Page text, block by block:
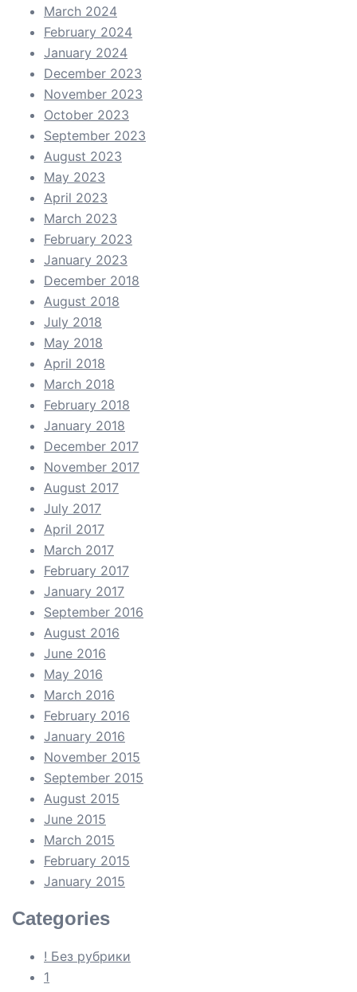
March 2024
February 2024
January 2024
December 2023
November 2023
October 2023
September 2023
August 2023
May 2023
April 2023
March 2023
February 2023
January 2023
December 2018
August 2018
July 2018
May 2018
April 2018
March 2018
February 2018
January 2018
December 2017
November 2017
August 2017
July 2017
April 2017
March 2017
February 2017
January 2017
September 2016
August 2016
June 2016
May 2016
March 2016
February 2016
January 2016
November 2015
September 2015
August 2015
June 2015
March 2015
February 2015
January 2015
Categories
! Без рубрики
1